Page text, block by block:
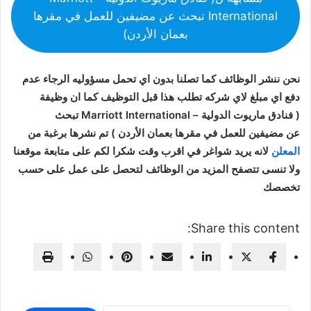
International تبحث عن مضيفين للعمل في مقرها
بعمان الأردن)
نحن ننشر الوظائف كما تصلنا بدون اي تحمل مسؤوليه الرجاء عدم
دفع اي مبلغ لاي شركه تطلب هذا قبل التوظيف كما ان وظيفة
( فنادق ماريوت الدولية – Marriott International تبحث
عن مضيفين للعمل في مقرها بعمان الأردن ) تم نشرها برغبة من
المعلن لانه يريد شواغر في اقرب وقت شكرا لكم على متابعة موقعنا
ولا تنسى تتصفح المزيد من الوظائف لتحصل على عمل على حسب
تخصصك
Share this content: